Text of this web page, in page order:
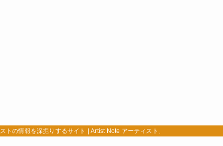
トの情報を深掘りするサイト | Artist Note アーティストノート